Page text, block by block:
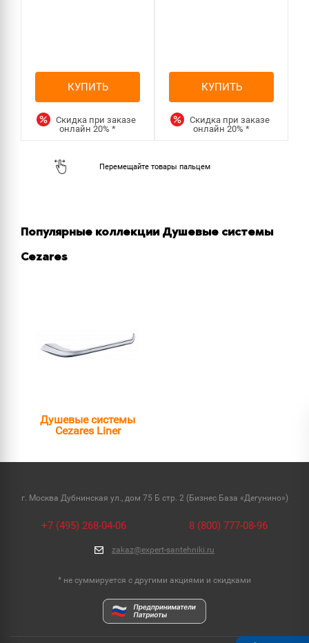
КУПИТЬ
Скидка при заказе
онлайн20%*
КУПИТЬ
Скидка при заказе
онлайн20%*
Популярные коллекции Душевые системы
Cezares
Душевые системы
Cezares Liner
г. Москва Дубнинская ул., дом 75 Б стр. 2 (Бизнес База «Дегунино»)
+7 (495) 268-04-06 8 (800) 777-08-96
zakaz@expert-santehniki.ru
* не суммируется с другими акциями и скидками